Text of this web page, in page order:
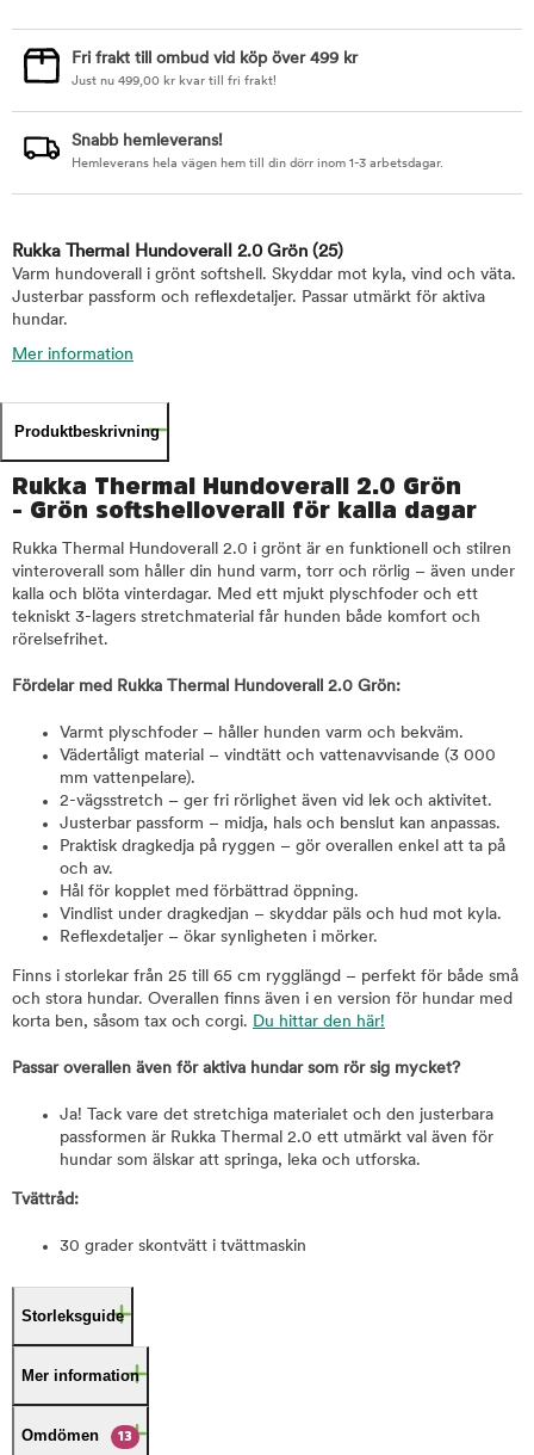
Fri frakt till ombud vid köp över 499 kr
Just nu 499,00 kr kvar till fri frakt!
Snabb hemleverans!
Hemleverans hela vägen hem till din dörr inom 1-3 arbetsdagar.
Rukka Thermal Hundoverall 2.0 Grön (25)
Varm hundoverall i grönt softshell. Skyddar mot kyla, vind och väta.
Justerbar passform och reflexdetaljer. Passar utmärkt för aktiva
hundar.
Mer information
Produktbeskrivning
Rukka Thermal Hundoverall 2.0 Grön
- Grön softshelloverall för kalla dagar
Rukka Thermal Hundoverall 2.0 i grönt är en funktionell och stilren
vinteroverall som håller din hund varm, torr och rörlig – även under
kalla och blöta vinterdagar. Med ett mjukt plyschfoder och ett
tekniskt 3-lagers stretchmaterial får hunden både komfort och
rörelsefrihet.
Fördelar med Rukka Thermal Hundoverall 2.0 Grön:
Varmt plyschfoder – håller hunden varm och bekväm.
Vädertåligt material – vindtätt och vattenavvisande (3 000
mm vattenpelare).
2-vägsstretch – ger fri rörlighet även vid lek och aktivitet.
Justerbar passform – midja, hals och benslut kan anpassas.
Praktisk dragkedja på ryggen – gör overallen enkel att ta på
och av.
Hål för kopplet med förbättrad öppning.
Vindlist under dragkedjan – skyddar päls och hud mot kyla.
Reflexdetaljer – ökar synligheten i mörker.
Finns i storlekar från 25 till 65 cm rygglängd – perfekt för både små
och stora hundar. Overallen finns även i en version för hundar med
korta ben, såsom tax och corgi. Du hittar den här!
Passar overallen även för aktiva hundar som rör sig mycket?
Ja! Tack vare det stretchiga materialet och den justerbara
passformen är Rukka Thermal 2.0 ett utmärkt val även för
hundar som älskar att springa, leka och utforska.
Tvättråd:
30 grader skontvätt i tvättmaskin
Storleksguide
Mer information
Omdömen 13